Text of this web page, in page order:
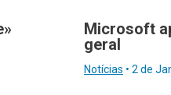
Microsoft
geral
Notícias • 2 de